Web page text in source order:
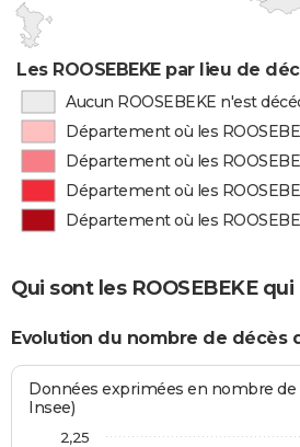
Les ROOSEBEKE par lieu de
Aucun ROOSEBEKE n'est
Département où les
Département où les
Département où les
Département où les
Qui sont les ROOSEBEKE
Evolution du nombre de décès
Données exprimées en nombre de
Insee)
2,25